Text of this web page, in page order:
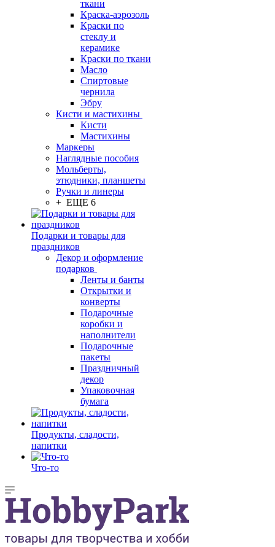
ткани
Краска-аэрозоль
Краски по
стеклу и
керамике
Краски по ткани
Масло
Спиртовые
чернила
Эбру
Кисти и мастихины
Кисти
Мастихины
Маркеры
Наглядные пособия
Мольберты,
этюдники, планшеты
Ручки и линеры
+ ЕЩЕ 6
Подарки и товары для
праздников
Декор и оформление
подарков
Ленты и банты
Открытки и
конверты
Подарочные
коробки и
наполнители
Подарочные
пакеты
Праздничный
декор
Упаковочная
бумага
Продукты, сладости,
напитки
Что-то